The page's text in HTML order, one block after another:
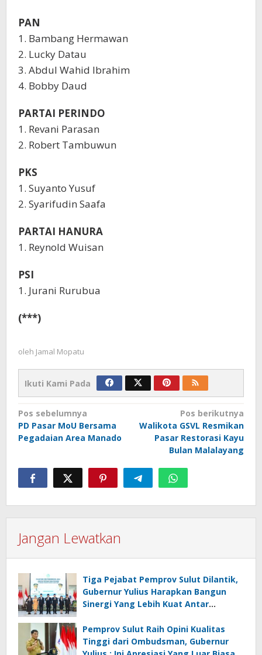
PAN
1. Bambang Hermawan
2. Lucky Datau
3. Abdul Wahid Ibrahim
4. Bobby Daud
PARTAI PERINDO
1. Revani Parasan
2. Robert Tambuwun
PKS
1. Suyanto Yusuf
2. Syarifudin Saafa
PARTAI HANURA
1. Reynold Wuisan
PSI
1. Jurani Rurubua
(***)
oleh Jamal Mopatu
Ikuti Kami Pada
Navigasi
pos
Pos sebelumnya
PD Pasar MoU Bersama
Pegadaian Area Manado
Pos berikutnya
Walikota GSVL Resmikan
Pasar Restorasi Kayu
Bulan Malalayang
Jangan Lewatkan
Tiga Pejabat Pemprov Sulut Dilantik,
Gubernur Yulius Harapkan Bangun
Sinergi Yang Lebih Kuat Antar
Pemprov Sulut Raih Opini Kualitas
Tinggi dari Ombudsman, Gubernur